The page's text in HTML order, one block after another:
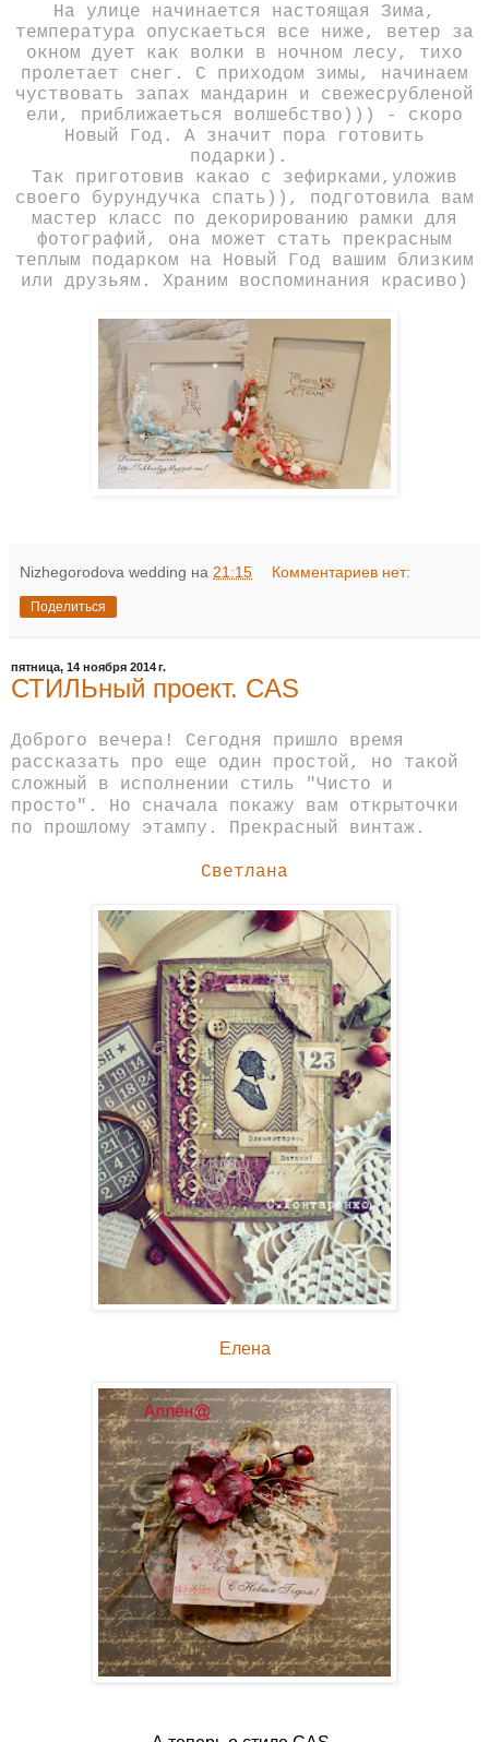
На улице начинается настоящая Зима,
температура опускаеться все ниже, ветер за
окном дует как волки в ночном лесу, тихо
пролетает снег. С приходом зимы, начинаем
чуствовать запах мандарин и свежесрубленой
ели, приближаеться волшебство))) - скоро
Новый Год. А значит пора готовить
подарки).
Так приготовив какао с зефирками,уложив
своего бурундучка спать)), подготовила вам
мастер класс по декорированию рамки для
фотографий, она может стать прекрасным
теплым подарком на Новый Год вашим близким
или друзьям. Храним воспоминания красиво)
Nizhegorodova wedding на 21:15 Комментариев нет:
Поделиться
пятница, 14 ноября 2014 г.
СТИЛЬный проект. CAS
Доброго вечера! Сегодня пришло время
рассказать про еще один простой, но такой
сложный в исполнении стиль "Чисто и
просто". Но сначала покажу вам открыточки
по прошлому этампу. Прекрасный винтаж.
Светлана
Елена